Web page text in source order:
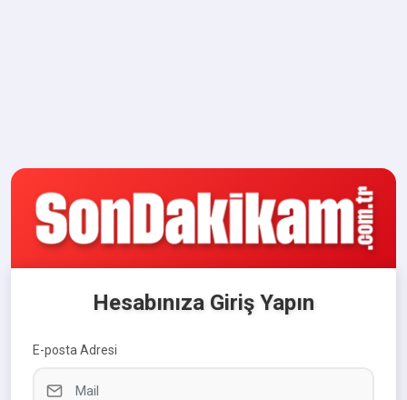
Hesabınıza Giriş Yapın
E-posta Adresi